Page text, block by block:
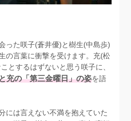
った咲子(蒼井優)と樹生(中島歩)
の言葉に衝撃を受けます。充(松
とするはずないと思う咲子に、
充の「第三金曜日」の姿を語
には言えない不満を抱えていた